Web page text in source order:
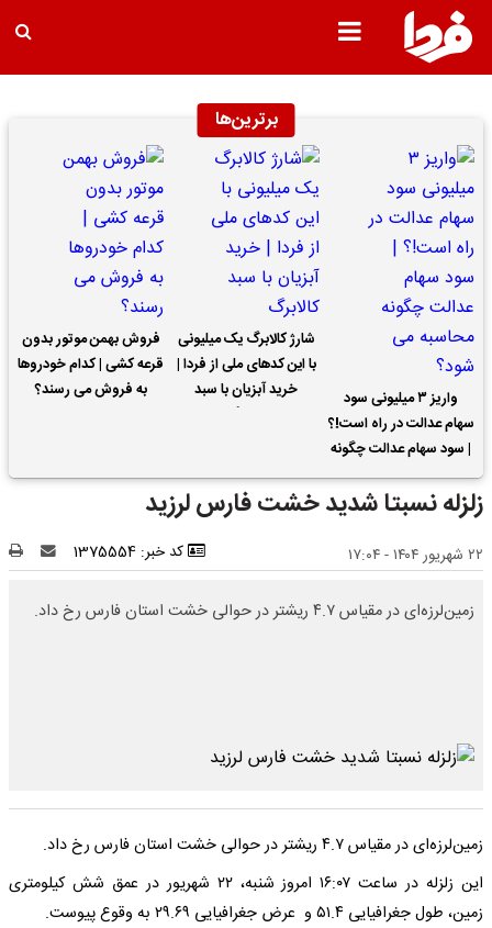
برترین‌ها
واریز ۳ میلیونی سود
سهام عدالت در راه است!؟
| سود سهام عدالت چگونه
محاسبه می شود؟
شارژ کالابرگ یک میلیونی
با این کدهای ملی از فردا |
خرید آبزیان با سبد
فروش بهمن موتور بدون
قرعه کشی | کدام خودروها
به فروش می رسند؟
زلزله نسبتا شدید خشت فارس لرزید
۲۲ شهریور ۱۴۰۴ - ۱۷:۰۴ کد خبر: 1375554
زمین‌لرزه‌ای در مقیاس ۴.۷ ریشتر در حوالی خشت استان فارس رخ داد.
زمین‌لرزه‌ای در مقیاس ۴.۷ ریشتر در حوالی خشت استان فارس رخ داد.
این زلزله در ساعت ۱۶:۰۷ امروز شنبه، ۲۲ شهریور در عمق شش کیلومتری
زمین، طول جغرافیایی ۵۱.۴ و عرض جغرافیایی ۲۹.۶۹ به وقوع پیوست.